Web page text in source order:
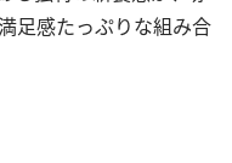
足感たっぷりな組み合